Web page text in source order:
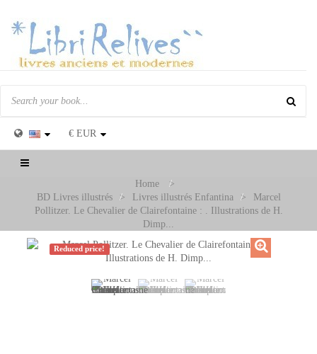
€ EUR
Toggle
Home
>
BD Livres illustrés
> Livres illustrés Enfantina >
Marcel
Pollitzer. Le Chevalier de Clairefontaine : . Illustrations de H.
Dimp...
Reduced price!